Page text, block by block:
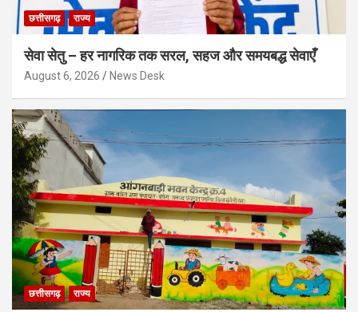
छत्तीसगढ़ राज्य
सेवा सेतु – हर नागरिक तक सरल, सहज और समयबद्ध सेवाएँ
August 6, 2026 News Desk
छत्तीसगढ़ राज्य